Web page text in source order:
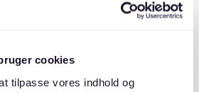
cookies
tilpasse vores indhold og